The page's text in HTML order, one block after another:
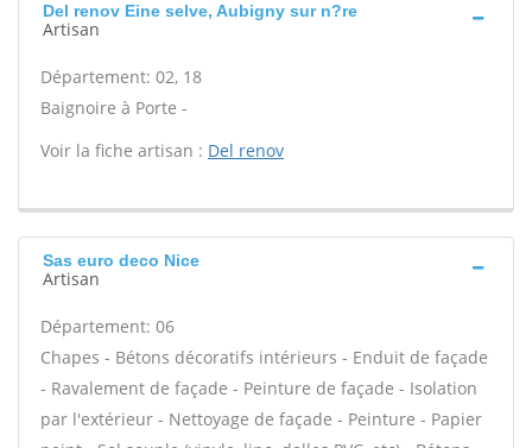
Del renov Eine selve, Aubigny sur n?re
Artisan
Département: 02, 18
Baignoire à Porte -
Voir la fiche artisan : Del renov
Sas euro deco Nice
Artisan
Département: 06
Chapes - Bétons décoratifs intérieurs - Enduit de façade
- Ravalement de façade - Peinture de façade - Isolation
par l'extérieur - Nettoyage de façade - Peinture - Papier